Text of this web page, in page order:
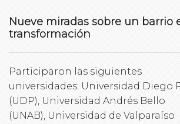
Nueve miradas sobre un barrio
transformación
Participaron las siguientes
universidades: Universidad Diego
(UDP), Universidad Andrés Bello
(UNAB), Universidad de Valparaíso